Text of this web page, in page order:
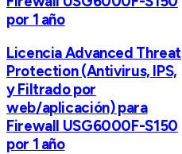
por 1 año
Licencia Advanced Threat
Protection (Antivirus, IPS,
y Filtrado por
web/aplicación) para
Firewall USG6000F-S150
por 1 año